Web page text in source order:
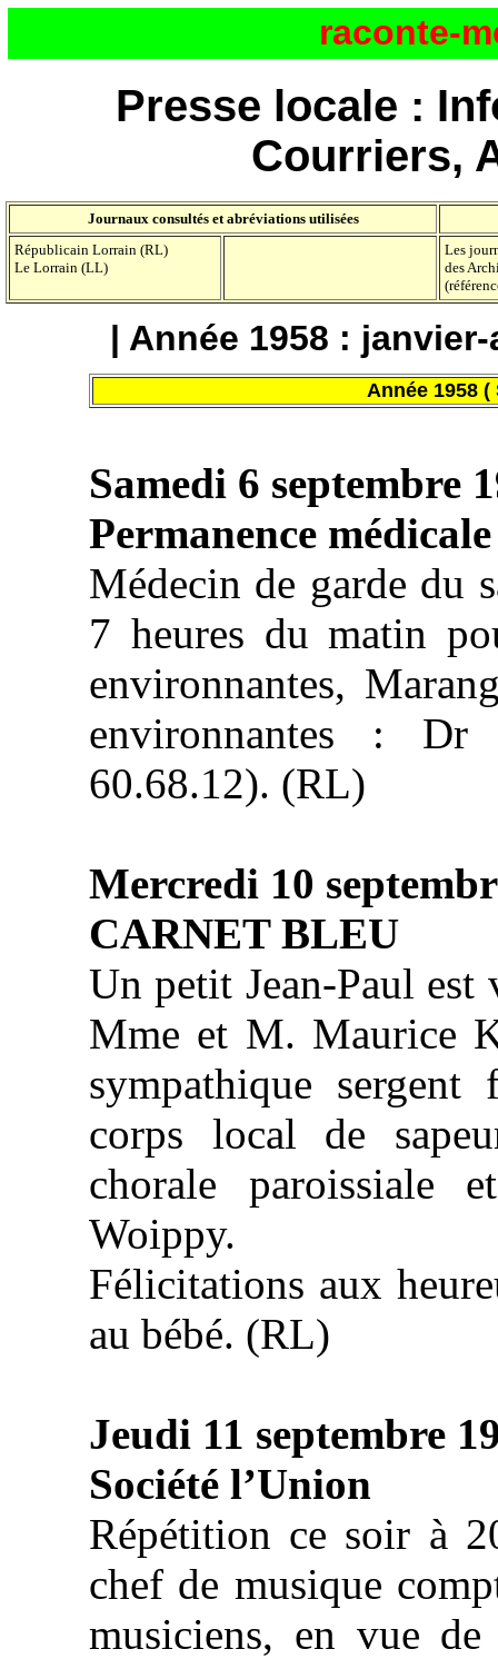
raconte-
Presse locale :
Courriers,
Journaux consultés et abréviations utilisées
Républicain Lorrain (RL)
Le Lorrain (LL)
Les
des
| Année 1958 :
Année 1958
Samedi 6 septembre
Permanence médicale
Médecin de garde du
7 heures du matin
environnantes,
environnantes :
60.68.12). (RL)
Mercredi 10
CARNET BLEU
Un petit Jean-Paul est
Mme et M. Maurice
sympathique
corps local de
chorale paroissiale
Woippy.
Félicitations aux
au bébé. (RL)
Jeudi 11 septembre
Société l’Union
Répétition ce soir à
chef de musique
musiciens, en vue